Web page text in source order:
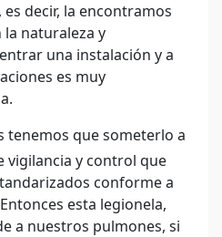
decir, la encontramos
naturaleza y
una instalación y a
es muy
tenemos que someterlo a
vigilancia y control que
conforme a
esta legionela,
a nuestros pulmones, si